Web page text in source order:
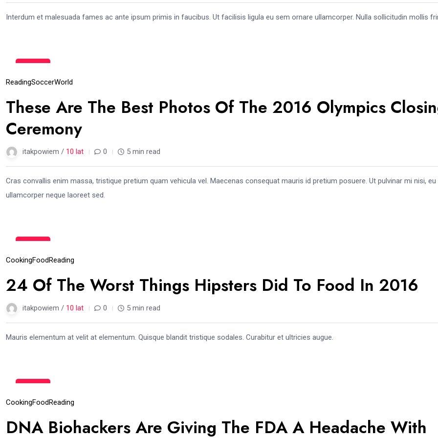
Interdum et malesuada fames ac ante ipsum primis in faucibus. Ut facilisis ligula eu sem ornare ullamcorper. Nulla sollicitudin mollis
gru
ReadingSoccerWorld
These Are The Best Photos Of The 2016 Olympics
Ceremony
itakpowiem / 10 lat 0 5 min read
Cras convallis enim massa, tristique pretium quam vehicula vel. Maecenas consequat mauris id pretium posuere. Ut pulvinar mi nisi, eu
ullamcorper neque laoreet sed.
gru
CookingFoodReading
24 Of The Worst Things Hipsters Did To Food In 2016
itakpowiem / 10 lat 0 5 min read
Mauris elementum at velit at elementum. Quisque blandit tristique sodales. Curabitur et ultricies augue.
gru
CookingFoodReading
DNA Biohackers Are Giving The FDA A Headache With